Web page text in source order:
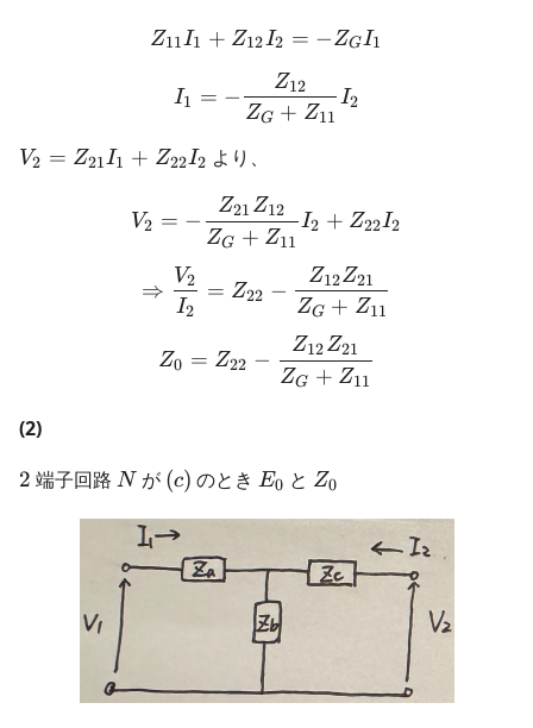
Z_{12}I_2
Z_{11}I_1 + Z_{12}I_2 =
Z11 I1 + Z12 I2 = −ZG I1
I_1 = -
I1 = −
ZG + Z11
Z12
I2
V_2 =
V2 = Z21I1 + Z22I2 より、
V_2 = -
V2 = −
ZG + Z11
Z21 Z12
I2 + Z22I2
\Rightarrow
⇒
I2
V2 = Z22 −
ZG + Z11
Z12Z21
Z_0 = Z_{22} -
Z0 = Z22 −
ZG + Z11
Z12Z21
(2)
2
2 端子回路 N
N が (c)
(c) のときE_0
E0 と Z_0
Z0